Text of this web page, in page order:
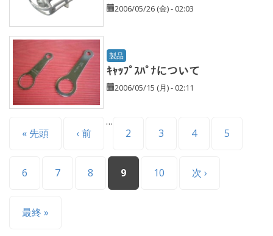
2006/05/26 (金) - 02:03
製品
ｷｬｯﾌﾟｽﾊﾟﾅについて
2006/05/15 (月) - 02:11
ページ
« 先頭 ‹ 前
…
2
3 4 5
6 7 8 9 10 次 ›
最終 »